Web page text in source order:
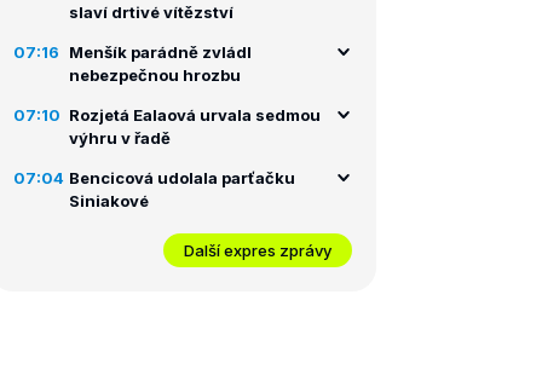
slaví drtivé vítězství
07:16
Menšík parádně zvládl
nebezpečnou hrozbu
07:10 Rozjetá Ealaová urvala sedmou
výhru v řadě
07:04 Bencicová udolala parťačku
Siniakové
Další expres zprávy